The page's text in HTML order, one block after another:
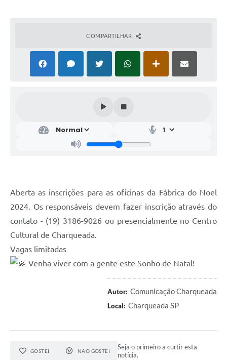
COMPARTILHAR
Aberta as inscrições para as oficinas da Fábrica do Noel
2024. Os responsáveis devem fazer inscrição através do
contato - (19) 3186-9026 ou presencialmente no Centro
Cultural de Charqueada.
Vagas limitadas
Venha viver com a gente este Sonho de Natal!
Autor: Comunicação Charqueada
Local: Charqueada SP
GOSTEI NÃO GOSTEI
Seja o primeiro a curtir esta
notícia.